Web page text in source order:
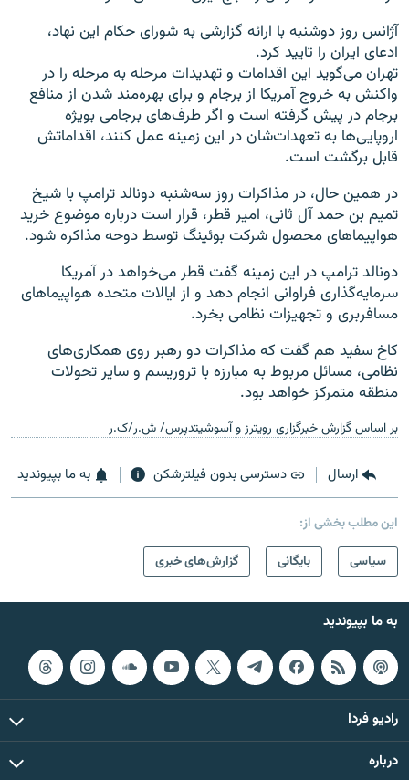
آژانس روز دوشنبه با ارائه گزارشی به شورای حکام این نهاد،
ادعای ایران را تایید کرد.
تهران می‌گوید این اقدامات و تهدیدات مرحله به مرحله را در
واکنش به خروج آمریکا از برجام و برای بهره‌مند شدن از منافع
برجام در پیش گرفته است و اگر طرف‌های برجامی بویژه
اروپایی‌ها به تعهدات‌شان در این زمینه عمل کنند، اقداماتش
قابل برگشت است.
در همین حال، در مذاکرات روز سه‌شنبه دونالد ترامپ با شیخ
تمیم بن حمد آل ثانی، امیر قطر، قرار است درباره موضوع خرید
هواپیماهای محصول شرکت بوئینگ توسط دوحه مذاکره شود.
دونالد ترامپ در این زمینه گفت قطر می‌خواهد در آمریکا
سرمایه‌گذاری فراوانی انجام دهد و از ایالات متحده هواپیماهای
مسافربری و تجهیزات نظامی بخرد.
کاخ سفید هم گفت که مذاکرات دو رهبر روی همکاری‌های
نظامی، مسائل مربوط به مبارزه با تروریسم و سایر تحولات
منطقه متمرکز خواهد بود.
بر اساس گزارش خبرگزاری رویترز و آسوشیتدپرس/ ش.ر/ک.ر
ارسال دسترسی بدون فیلترشکن به ما بپیوندید
این مطلب بخشی از:
سیاسی
بایگانی گزارش‌های خبری
به ما بپیوندید
رادیو فردا
درباره